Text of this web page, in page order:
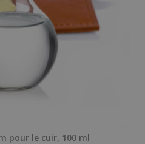
pour le cuir, 100 ml